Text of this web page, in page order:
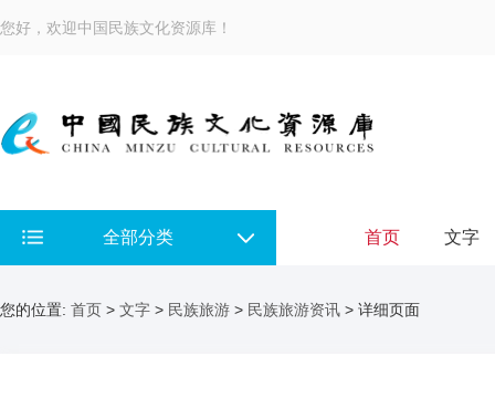
您好，欢迎中国民族文化资源库！
全部分类 首页 文字
您的位置: 首页 > 文字 > 民族旅游 > 民族旅游资讯 > 详细页面